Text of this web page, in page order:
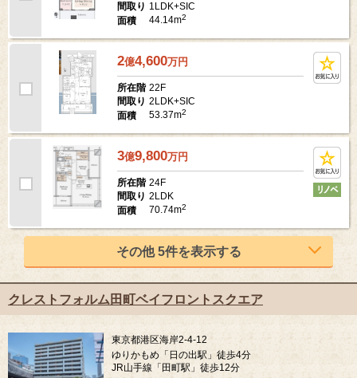
間取り 1LDK+SIC
面積
44.14m2
2億4,600万円
所在階 22F
間取り 2LDK+SIC
面積
53.37m2
3億9,800万円
所在階 24F
間取り 2LDK
面積
70.74m2
その他 5件を表示する
クレストフォルム田町ベイフロントスクエア
東京都港区海岸2-4-12
ゆりかもめ「日の出駅」徒歩4分
JR山手線「田町駅」徒歩12分